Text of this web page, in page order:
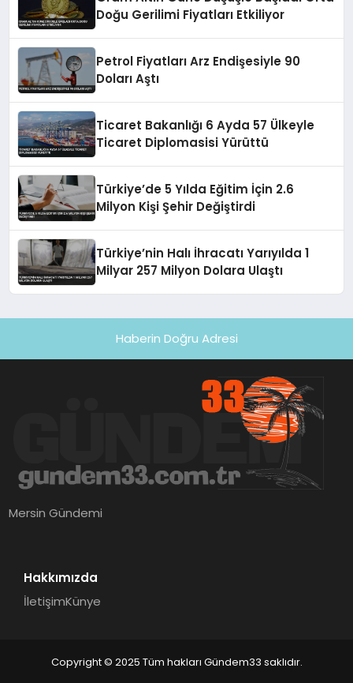
Doğu Gerilimi Fiyatları Etkiliyor
Petrol Fiyatları Arz Endişesiyle 90
Doları Aştı
Ticaret Bakanlığı 6 Ayda 57 Ülkeyle
Ticaret Diplomasisi Yürüttü
Türkiye’de 5 Yılda Eğitim İçin 2.6
Milyon Kişi Şehir Değiştirdi
Türkiye’nin Halı İhracatı Yarıyılda 1
Milyar 257 Milyon Dolara Ulaştı
Haberin Doğru Adresi
Mersin Gündemi
Hakkımızda
İletişimKünye
Copyright © 2025 Tüm hakları Gündem33 saklıdır.